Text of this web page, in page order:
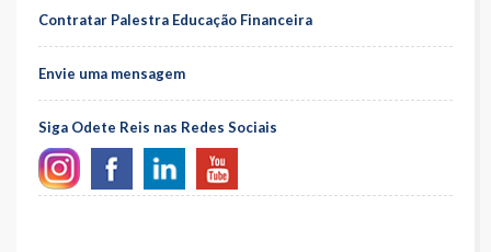
Contratar Palestra Educação Financeira
Envie uma mensagem
Siga Odete Reis nas Redes Sociais